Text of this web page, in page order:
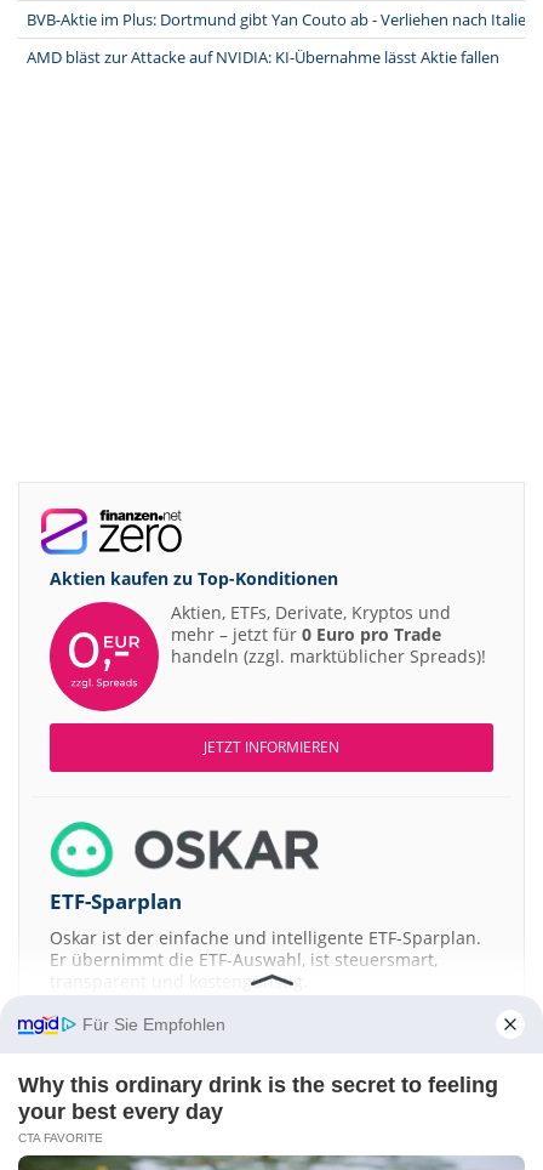
BVB-Aktie im Plus: Dortmund gibt Yan Couto ab - Verliehen nach Italien
AMD bläst zur Attacke auf NVIDIA: KI-Übernahme lässt Aktie fallen
Aktien kaufen zu Top-Konditionen
Aktien, ETFs, Derivate, Kryptos und
mehr – jetzt für 0 Euro pro Trade
handeln (zzgl. marktüblicher Spreads)!
JETZT INFORMIEREN
ETF-Sparplan
Oskar ist der einfache und intelligente ETF-Sparplan.
Er übernimmt die ETF-Auswahl, ist steuersmart,
transparent und kostengünstig.
JETZT MEHR ERFAHREN
Für Sie Empfohlen
Why this ordinary drink is the secret to feeling
your best every day
CTA FAVORITE